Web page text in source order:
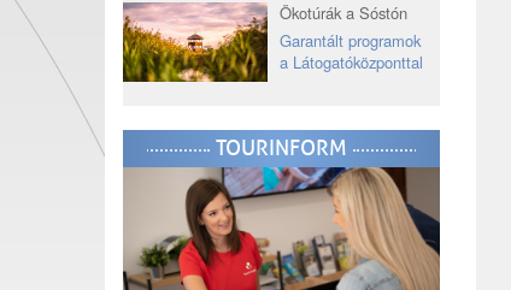
Ökotúrák a Sóstón
Garantált programok
a Látogatóközponttal
TOURINFORM